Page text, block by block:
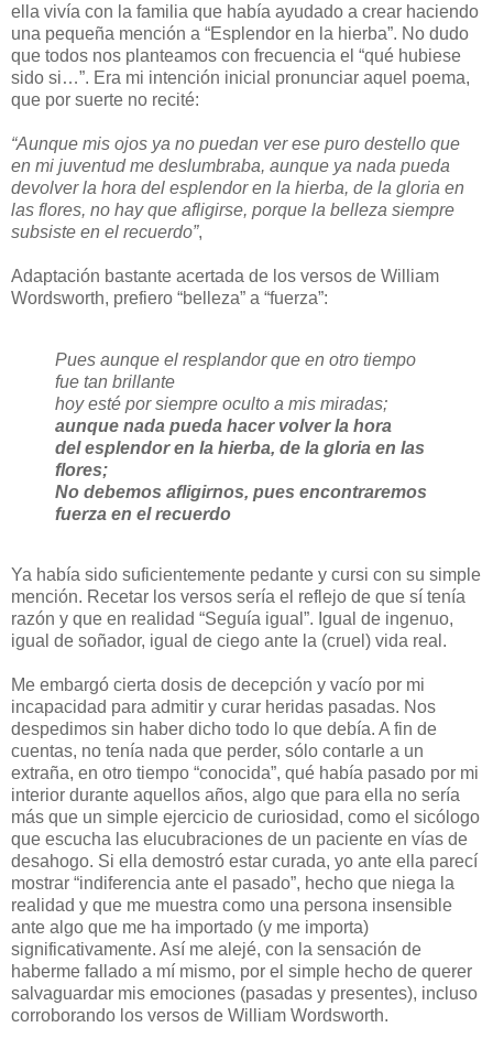
ella vivía con la familia que había ayudado a crear haciendo
una pequeña mención a “Esplendor en la hierba”. No dudo
que todos nos planteamos con frecuencia el “qué hubiese
sido si…”. Era mi intención inicial pronunciar aquel poema,
que por suerte no recité:
“Aunque mis ojos ya no puedan ver ese puro destello que
en mi juventud me deslumbraba, aunque ya nada pueda
devolver la hora del esplendor en la hierba, de la gloria en
las flores, no hay que afligirse, porque la belleza siempre
subsiste en el recuerdo”,
Adaptación bastante acertada de los versos de William
Wordsworth, prefiero “belleza” a “fuerza”:
Pues aunque el resplandor que en otro tiempo
fue tan brillante
hoy esté por siempre oculto a mis miradas;
aunque nada pueda hacer volver la hora
del esplendor en la hierba, de la gloria en las
flores;
No debemos afligirnos, pues encontraremos
fuerza en el recuerdo
Ya había sido suficientemente pedante y cursi con su simple
mención. Recetar los versos sería el reflejo de que sí tenía
razón y que en realidad “Seguía igual”. Igual de ingenuo,
igual de soñador, igual de ciego ante la (cruel) vida real.
Me embargó cierta dosis de decepción y vacío por mi
incapacidad para admitir y curar heridas pasadas. Nos
despedimos sin haber dicho todo lo que debía. A fin de
cuentas, no tenía nada que perder, sólo contarle a un
extraña, en otro tiempo “conocida”, qué había pasado por mi
interior durante aquellos años, algo que para ella no sería
más que un simple ejercicio de curiosidad, como el sicólogo
que escucha las elucubraciones de un paciente en vías de
desahogo. Si ella demostró estar curada, yo ante ella parecí
mostrar “indiferencia ante el pasado”, hecho que niega la
realidad y que me muestra como una persona insensible
ante algo que me ha importado (y me importa)
significativamente. Así me alejé, con la sensación de
haberme fallado a mí mismo, por el simple hecho de querer
salvaguardar mis emociones (pasadas y presentes), incluso
corroborando los versos de William Wordsworth.